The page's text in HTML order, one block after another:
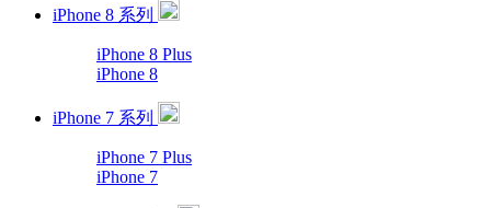
iPhone 8 系列
iPhone 8 Plus
iPhone 8
iPhone 7 系列
iPhone 7 Plus
iPhone 7